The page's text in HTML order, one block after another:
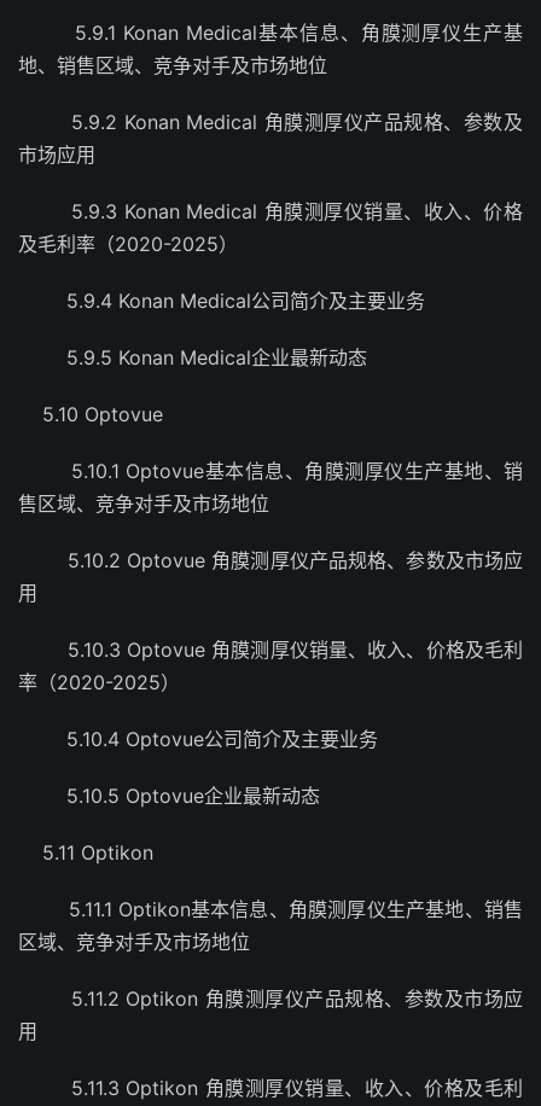
5.9.1 Konan Medical基本信息、角膜测厚仪生产基
地、销售区域、竞争对手及市场地位
5.9.2 Konan Medical 角膜测厚仪产品规格、参数及
市场应用
5.9.3 Konan Medical 角膜测厚仪销量、收入、价格
及毛利率（2020-2025）
5.9.4 Konan Medical公司简介及主要业务
5.9.5 Konan Medical企业最新动态
5.10 Optovue
5.10.1 Optovue基本信息、角膜测厚仪生产基地、销
售区域、竞争对手及市场地位
5.10.2 Optovue 角膜测厚仪产品规格、参数及市场应
用
5.10.3 Optovue 角膜测厚仪销量、收入、价格及毛利
率（2020-2025）
5.10.4 Optovue公司简介及主要业务
5.10.5 Optovue企业最新动态
5.11 Optikon
5.11.1 Optikon基本信息、角膜测厚仪生产基地、销售
区域、竞争对手及市场地位
5.11.2 Optikon 角膜测厚仪产品规格、参数及市场应
用
5.11.3 Optikon 角膜测厚仪销量、收入、价格及毛利